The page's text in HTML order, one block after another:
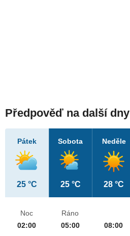
Předpověď na další dny
Pátek
25 °C
Sobota
25 °C
Neděle
28 °C
Noc
02:00
Ráno
05:00
08:00